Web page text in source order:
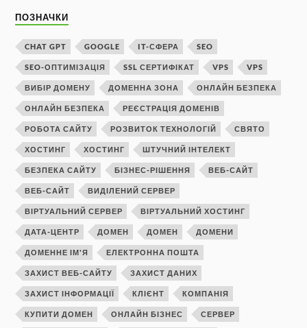
ПОЗНАЧКИ
CHAT GPT GOOGLE IT-СФЕРА SEO
SEO-ОПТИМІЗАЦІЯ SSL СЕРТИФІКАТ VPS VPS
ВИБІР ДОМЕНУ ДОМЕННА ЗОНА ОНЛАЙН БЕЗПЕКА
ОНЛАЙН БЕЗПЕКА РЕЄСТРАЦІЯ ДОМЕНІВ
РОБОТА САЙТУ РОЗВИТОК ТЕХНОЛОГІЙ СВЯТО
ХОСТИНГ ХОСТИНГ ШТУЧНИЙ ІНТЕЛЕКТ
БЕЗПЕКА САЙТУ БІЗНЕС-РІШЕННЯ ВЕБ-САЙТ
ВЕБ-САЙТ ВИДІЛЕНИЙ СЕРВЕР
ВІРТУАЛЬНИЙ СЕРВЕР ВІРТУАЛЬНИЙ ХОСТИНГ
ДАТА-ЦЕНТР ДОМЕН ДОМЕН ДОМЕНИ
ДОМЕННЕ ІМ'Я ЕЛЕКТРОННА ПОШТА
ЗАХИСТ ВЕБ-САЙТУ ЗАХИСТ ДАНИХ
ЗАХИСТ ІНФОРМАЦІЇ КЛІЄНТ КОМПАНІЯ
КУПИТИ ДОМЕН ОНЛАЙН БІЗНЕС СЕРВЕР